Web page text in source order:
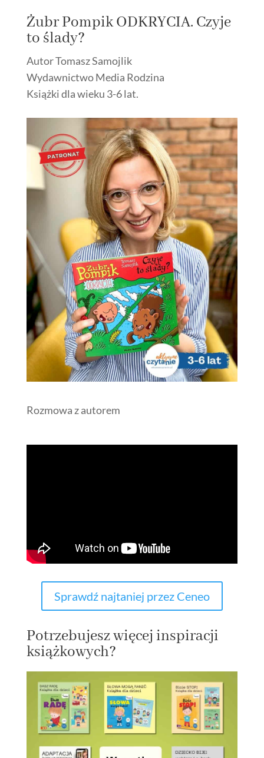
Żubr Pompik ODKRYCIA. Czyje
to ślady?
Autor Tomasz Samojlik
Wydawnictwo Media Rodzina
Książki dla wieku 3-6 lat.
Rozmowa z autorem
Sprawdź najtaniej przez Ceneo
Potrzebujesz więcej inspiracji
książkowych?